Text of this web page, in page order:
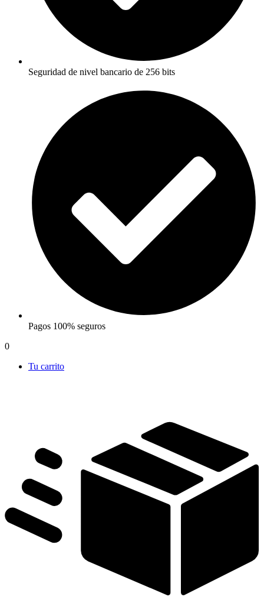
Seguridad de nivel bancario de 256 bits
Pagos 100% seguros
0
Tu carrito